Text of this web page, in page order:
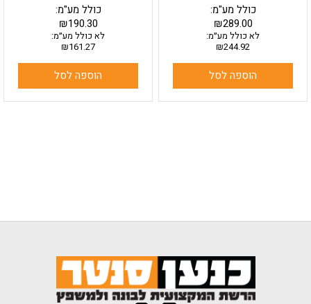
₪289.00
כולל מע"מ:
לא כולל מע״מ:
₪244.92
הוספה לסל
₪190.30
כולל מע"מ:
לא כולל מע״מ:
₪161.27
הוספה לסל